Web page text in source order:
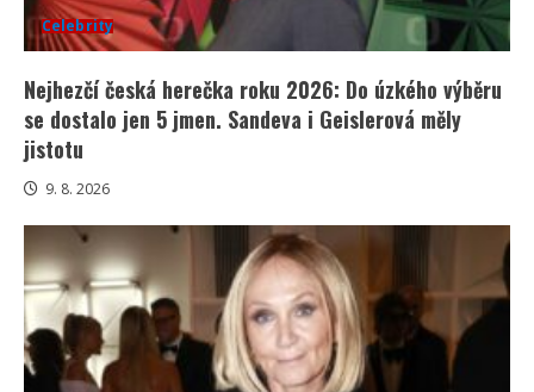
Celebrity
Nejhezčí česká herečka roku 2026: Do úzkého výběru
se dostalo jen 5 jmen. Sandeva i Geislerová měly
jistotu
9. 8. 2026